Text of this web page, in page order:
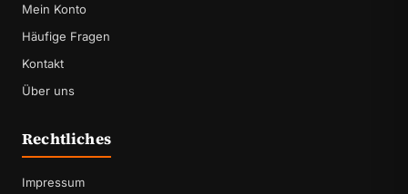
Mein Konto
Häufige Fragen
Kontakt
Über uns
Rechtliches
Impressum